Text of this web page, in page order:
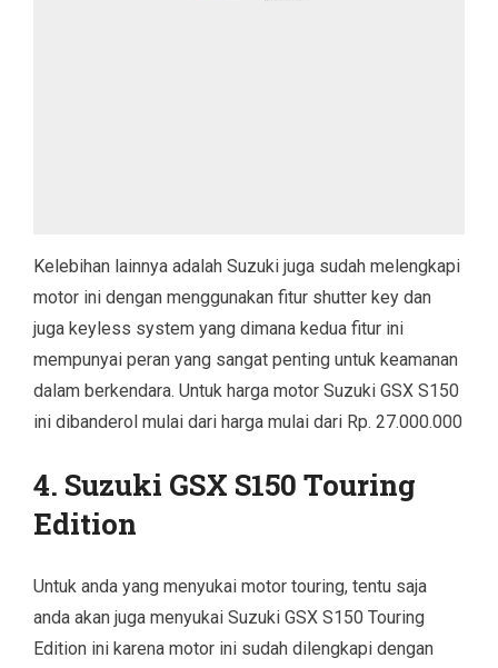
Kelebihan lainnya adalah Suzuki juga sudah melengkapi
motor ini dengan menggunakan fitur shutter key dan
juga keyless system yang dimana kedua fitur ini
mempunyai peran yang sangat penting untuk keamanan
dalam berkendara. Untuk harga motor Suzuki GSX S150
ini dibanderol mulai dari harga mulai dari Rp. 27.000.000
4. Suzuki GSX S150 Touring
Edition
Untuk anda yang menyukai motor touring, tentu saja
anda akan juga menyukai Suzuki GSX S150 Touring
Edition ini karena motor ini sudah dilengkapi dengan